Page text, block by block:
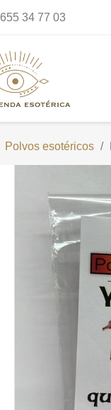
655 34 77 03
Polvos esotéricos